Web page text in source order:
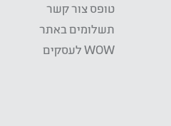
טופס צור קשר
תשלומים באתר
WOW לעסקים